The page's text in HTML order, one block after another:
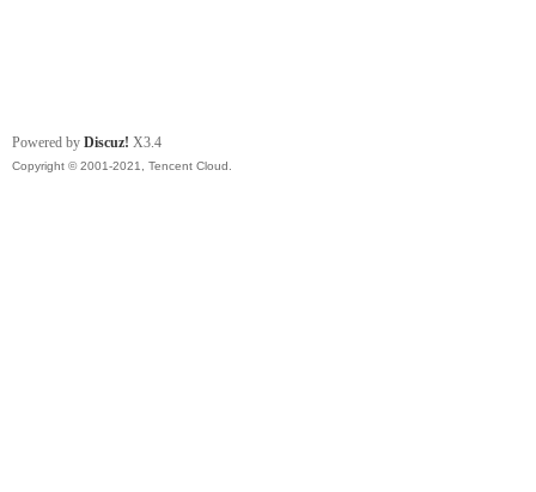
Powered by Discuz! X3.4
Copyright © 2001-2021, Tencent Cloud.